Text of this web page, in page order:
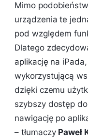
Mimo
urządzenia te
pod względem
Dlatego
aplikację na iPada,
wykorzystującą
dzięki czemu
szybszy dostęp
nawigację po
– tłumaczy Paweł